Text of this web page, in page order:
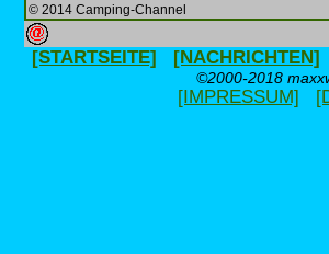
© 2014 Camping-Channel
[STARTSEITE] [NACHRICHTEN]
©2000-2018
[IMPRESSUM]